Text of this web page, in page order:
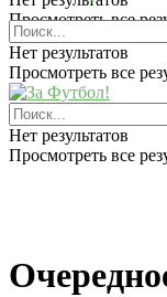
Просмотреть все
Нет результатов
Просмотреть все
Нет результатов
Просмотреть все